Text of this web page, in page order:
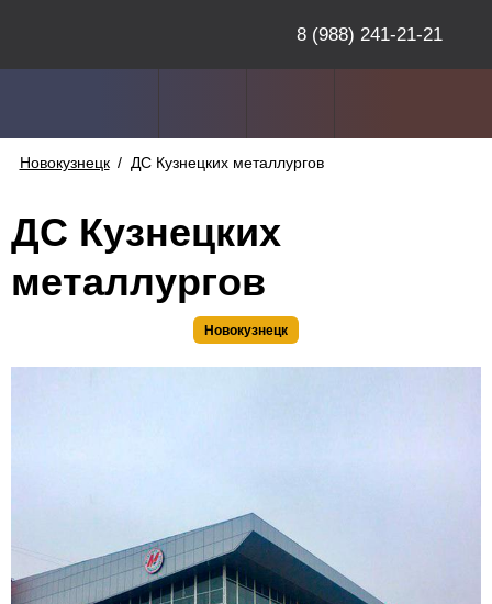
8 (988) 241-21-21
Новокузнецк / ДС Кузнецких металлургов
ДС Кузнецких
металлургов
Новокузнецк